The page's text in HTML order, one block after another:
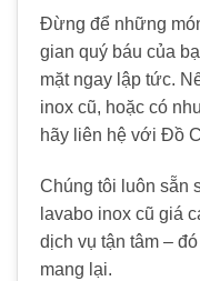
Đừng để những
gian quý báu của
mặt ngay lập tức.
inox cũ, hoặc có
hãy liên hệ với Đồ
Chúng tôi luôn sẵn
lavabo inox cũ giá
dịch vụ tận tâm –
mang lại.